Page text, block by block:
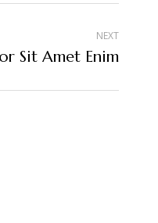
NEXT
Sit Amet Enim